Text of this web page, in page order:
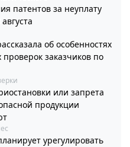
патентов за неуплату
об особенностях
заказчиков по
или запрета
продукции
урегулировать